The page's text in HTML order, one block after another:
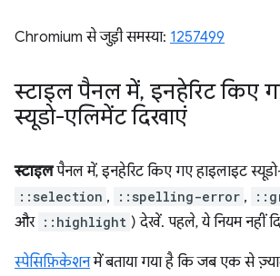
Chromium से जुड़ी समस्या: 1257499
स्टाइल पैनल में, इनहेरिट किए
स्यूडो-एलिमेंट दिखाएं
स्टाइलपैनल में, इनहेरिट किए गए हाइलाइट
::selection , ::spelling-error ,
और ::highlight ) देखें. पहले, ये नियम नहीं
स्पेसिफ़िकेशनमें बताया गया है कि जब एक से